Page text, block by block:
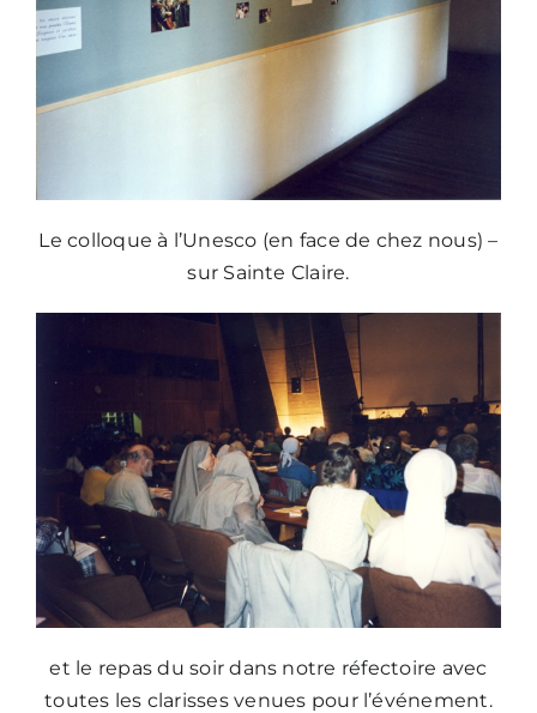
Le colloque à l’Unesco (en face de chez nous) –
sur Sainte Claire.
et le repas du soir dans notre réfectoire avec
toutes les clarisses venues pour l’événement.